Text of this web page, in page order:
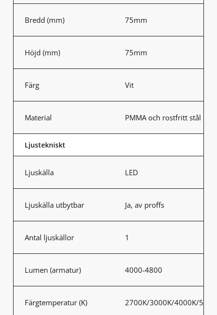
Bredd (mm) 75mm
Höjd (mm) 75mm
Färg Vit
Material PMMA och rostfritt stål
Ljustekniskt
Ljuskälla LED
Ljuskälla utbytbar Ja, av proffs
Antal ljuskällor 1
Lumen (armatur) 4000-4800
Färgtemperatur (K) 2700K/3000K/4000K/